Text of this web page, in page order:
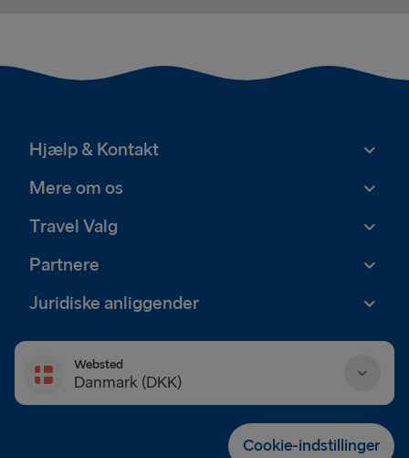
Hjælp & Kontakt
Mere om os
Travel Valg
Partnere
Juridiske anliggender
Websted
Danmark (DKK)
Cookie-indstillinger